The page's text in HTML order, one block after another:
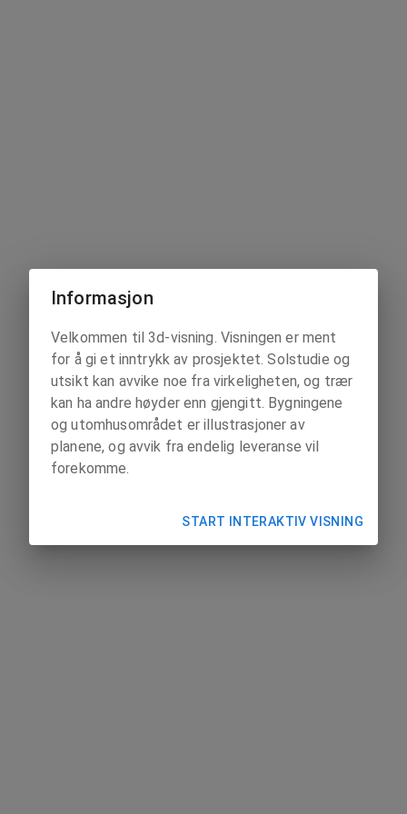
Informasjon
Velkommen til 3d-visning. Visningen er ment
for å gi et inntrykk av prosjektet. Solstudie og
utsikt kan avvike noe fra virkeligheten, og trær
kan ha andre høyder enn gjengitt. Bygningene
og utomhusområdet er illustrasjoner av
planene, og avvik fra endelig leveranse vil
forekomme.
START INTERAKTIV VISNING